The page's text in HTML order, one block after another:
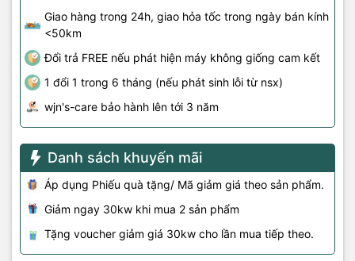
Giao hàng trong 24h, giao hỏa tốc trong ngày bán kính
<50km
Đổi trả FREE nếu phát hiện máy không giống cam kết
1 đổi 1 trong 6 tháng (nếu phát sinh lỗi từ nsx)
wjn's-care bảo hành lên tới 3 năm
Danh sách khuyến mãi
Áp dụng Phiếu quà tặng/ Mã giảm giá theo sản phẩm.
Giảm ngay 30kw khi mua 2 sản phẩm
Tặng voucher giảm giá 30kw cho lần mua tiếp theo.